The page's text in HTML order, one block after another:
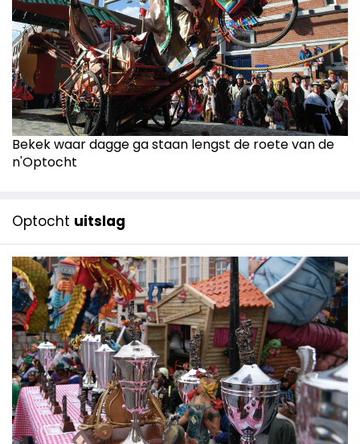
Bekek waar dagge ga staan lengst de roete van de
n'Optocht
Optocht uitslag